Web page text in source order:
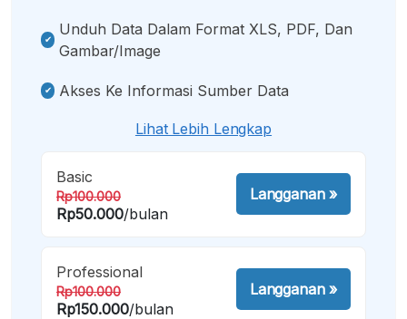
Unduh Data Dalam Format XLS, PDF, Dan
Gambar/image
Akses Ke Informasi Sumber Data
Lihat Lebih Lengkap
Basic
Rp100.000
Rp50.000/bulan
Langganan»
Professional
Rp100.000
Rp150.000/bulan
Langganan»